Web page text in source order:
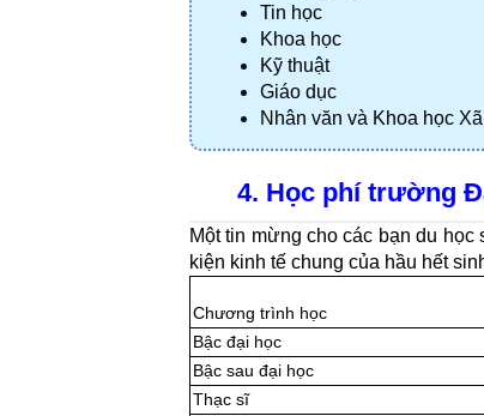
Tin học
Khoa học
Kỹ thuật
Giáo dục
Nhân văn và Khoa học
4. Học phí trường
Một tin mừng cho các bạn du
kiện kinh tế chung của hầu hết
Chương trình học
Bậc đại học
Bậc sau đại học
Thạc sĩ